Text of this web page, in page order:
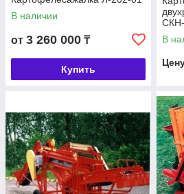
В наличии
от 3 260 000 ₸
Купить
В